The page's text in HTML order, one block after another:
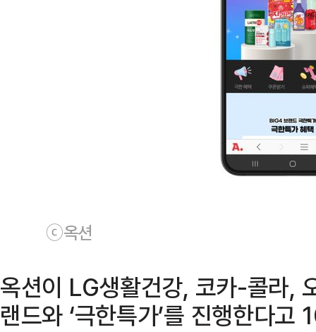
ⓒ옥션
옥션이 LG생활건강, 코카-콜라,
랜드와 ‘극한특가’를 진행한다고